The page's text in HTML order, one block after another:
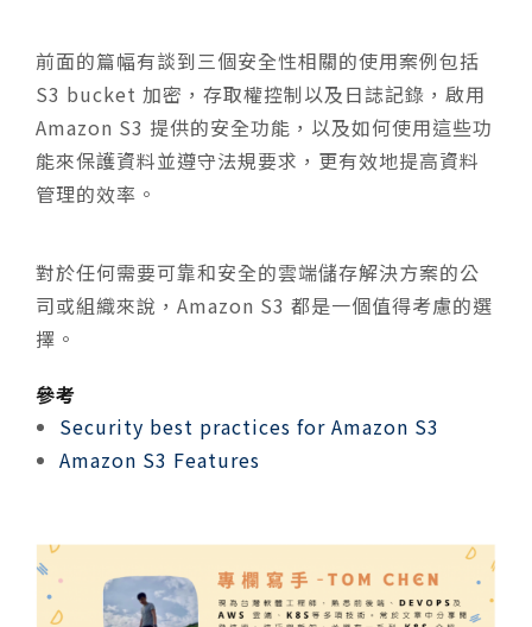
前面的篇幅有談到三個安全性相關的使用案例包括
S3 bucket 加密，存取權控制以及日誌記錄，啟用
Amazon S3 提供的安全功能，以及如何使用這些功
能來保護資料並遵守法規要求，更有效地提高資料
管理的效率。
對於任何需要可靠和安全的雲端儲存解決方案的公
司或組織來說，Amazon S3 都是一個值得考慮的選
擇。
參考
Security best practices for Amazon S3
Amazon S3 Features